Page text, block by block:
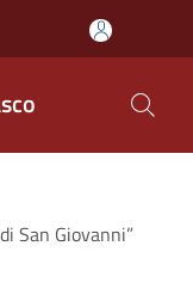
San Giovanni”